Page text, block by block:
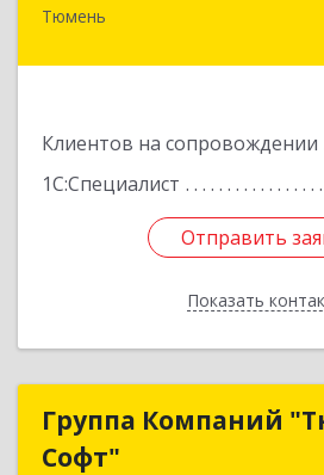
Тюмень
Клиентов на сопровождении
1С:Специалист
Отправить
Показать
625000, Тюменская обл,
Отправить
Назад
Группа Компаний
Софт"
Группа